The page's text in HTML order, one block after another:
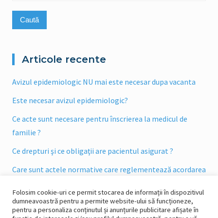
Articole recente
Avizul epidemiologic NU mai este necesar dupa vacanta
Este necesar avizul epidemiologic?
Ce acte sunt necesare pentru înscrierea la medicul de
familie ?
Ce drepturi şi ce obligaţii are pacientul asigurat ?
Care sunt actele normative care reglementează acordarea
sănătate ?
Folosim cookie-uri ce permit stocarea de informații în dispozitivul
dumneavoastră pentru a permite website-ului să funcționeze,
pentru a personaliza conținutul și anunțurile publicitare afișate în